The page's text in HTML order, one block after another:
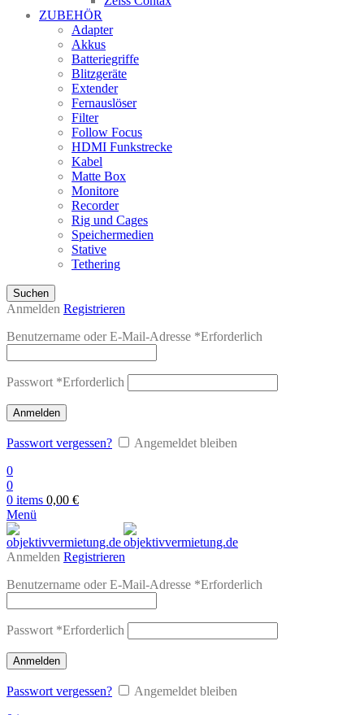
ZUBEHÖR
Adapter
Akkus
Batteriegriffe
Blitzgeräte
Extender
Fernauslöser
Filter
Follow Focus
HDMI Funkstrecke
Kabel
Matte Box
Monitore
Recorder
Rig und Cages
Speichermedien
Stative
Tethering
Suchen
Anmelden Registrieren
Benutzername oder E-Mail-Adresse *Erforderlich
Passwort *Erforderlich
Anmelden
Passwort vergessen?
Angemeldet bleiben
0
0
0 items 0,00 €
Menü
Anmelden Registrieren
Benutzername oder E-Mail-Adresse *Erforderlich
Passwort *Erforderlich
Anmelden
Passwort vergessen?
Angemeldet bleiben